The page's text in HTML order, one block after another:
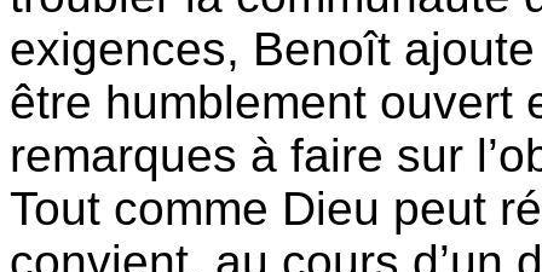
exigences, Benoît
être humblement ouvert
remarques à faire sur
Tout comme Dieu peut